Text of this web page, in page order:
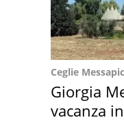
Ceglie
Giorgia
vacanza